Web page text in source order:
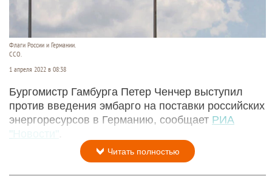
Флаги России и Германии.
CCO.
1 апреля 2022 в 08:38
Бургомистр Гамбурга Петер Ченчер выступил
против введения эмбарго на поставки российских
энергоресурсов в Германию, сообщает РИА
"Новости"
Читать полностью